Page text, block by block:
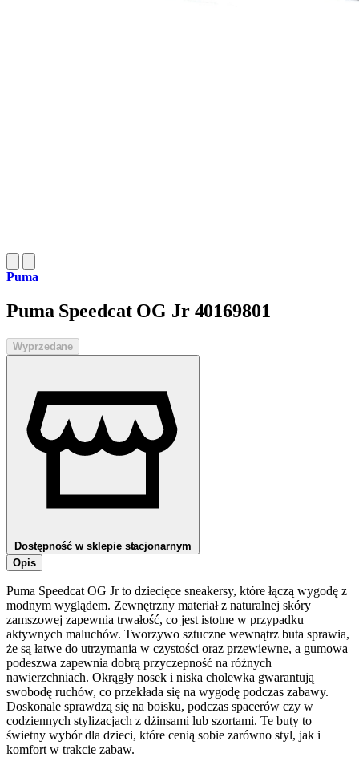
Puma
Puma Speedcat OG Jr 40169801
Wyprzedane
Dostępność w sklepie stacjonarnym
Opis
Puma Speedcat OG Jr to dziecięce sneakersy, które łączą wygodę z
modnym wyglądem. Zewnętrzny materiał z naturalnej skóry
zamszowej zapewnia trwałość, co jest istotne w przypadku
aktywnych maluchów. Tworzywo sztuczne wewnątrz buta sprawia,
że są łatwe do utrzymania w czystości oraz przewiewne, a gumowa
podeszwa zapewnia dobrą przyczepność na różnych
nawierzchniach. Okrągły nosek i niska cholewka gwarantują
swobodę ruchów, co przekłada się na wygodę podczas zabawy.
Doskonale sprawdzą się na boisku, podczas spacerów czy w
codziennych stylizacjach z dżinsami lub szortami. Te buty to
świetny wybór dla dzieci, które cenią sobie zarówno styl, jak i
komfort w trakcie zabaw.